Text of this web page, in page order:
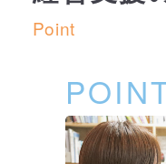
Point